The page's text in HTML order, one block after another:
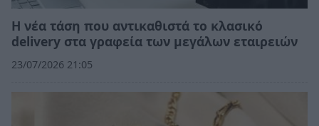
Η νέα τάση που αντικαθιστά το κλασικό
delivery στα γραφεία των μεγάλων εταιρειών
23/07/2026 21:05